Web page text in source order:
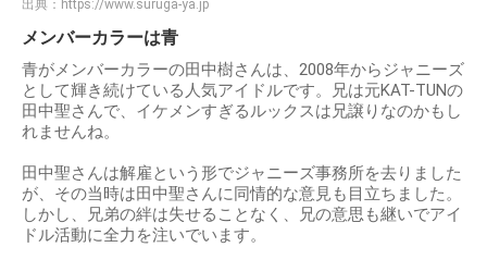
出典： https://www.suruga-ya.jp
メンバーカラーは青
青がメンバーカラーの田中樹さんは、2008年からジャニーズ
として輝き続けている人気アイドルです。兄は元KAT-TUNの
田中聖さんで、イケメンすぎるルックスは兄譲りなのかもし
れませんね。
田中聖さんは解雇という形でジャニーズ事務所を去りました
が、その当時は田中聖さんに同情的な意見も目立ちました。
しかし、兄弟の絆は失せることなく、兄の意思も継いでアイ
ドル活動に全力を注いでいます。